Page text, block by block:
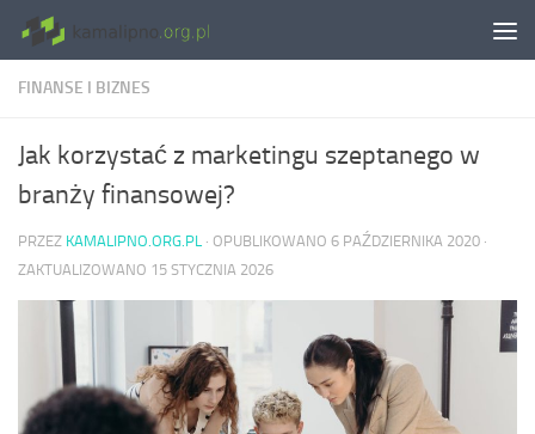
Skip to content
FINANSE I BIZNES
Jak korzystać z marketingu szeptanego w
branży finansowej?
PRZEZ KAMALIPNO.ORG.PL · OPUBLIKOWANO 6 PAŹDZIERNIKA 2020 ·
ZAKTUALIZOWANO 15 STYCZNIA 2026